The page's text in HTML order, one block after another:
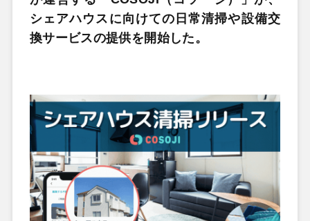
シェアハウスに向けての日常清掃や設備交
換サービスの提供を開始した。